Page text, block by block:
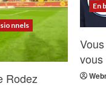
Rodez
En
vous